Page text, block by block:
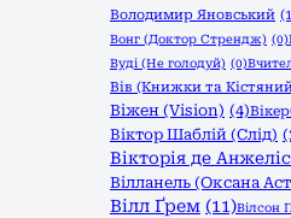
Володимир Яновський
Вонг (Доктор Стрендж) (0)
Вуді (Не голодуй) (0)
Вів (Книжки та
Віжен (Vision) (4)
Віктор Шаблій (Слід)
Вікторія де
Вілланель (Оксана
Вілл Ґрем (11)Вілсон